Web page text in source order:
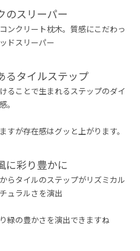
のスリーパー
ンクリート枕木。質感にこだわっ
ドスリーパー
るタイルステップ
ることで生まれるステップのダイ
。
すが存在感はグッと上がります。
に彩り豊かに
らタイルのステップがリズミカル
ュラルさを演出
緑の豊かさを演出できますね